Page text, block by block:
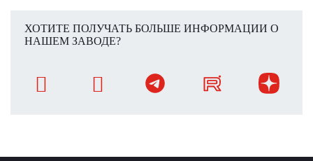
ХОТИТЕ ПОЛУЧАТЬ БОЛЬШЕ ИНФОРМАЦИИ О
НАШЕМ ЗАВОДЕ?